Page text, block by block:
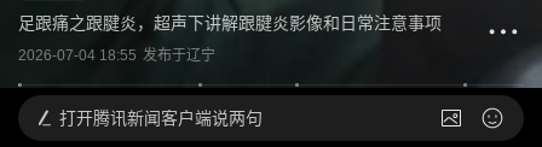
足跟痛之跟腱炎，超声下讲解跟腱炎影像和日常注意事项
2026-07-04 18:55 发布于辽宁
打开腾讯新闻客户端说两句